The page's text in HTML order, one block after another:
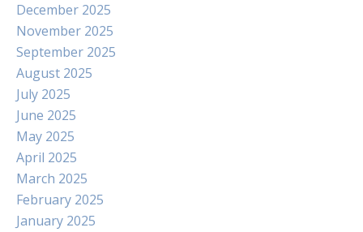
December 2025
November 2025
September 2025
August 2025
July 2025
June 2025
May 2025
April 2025
March 2025
February 2025
January 2025